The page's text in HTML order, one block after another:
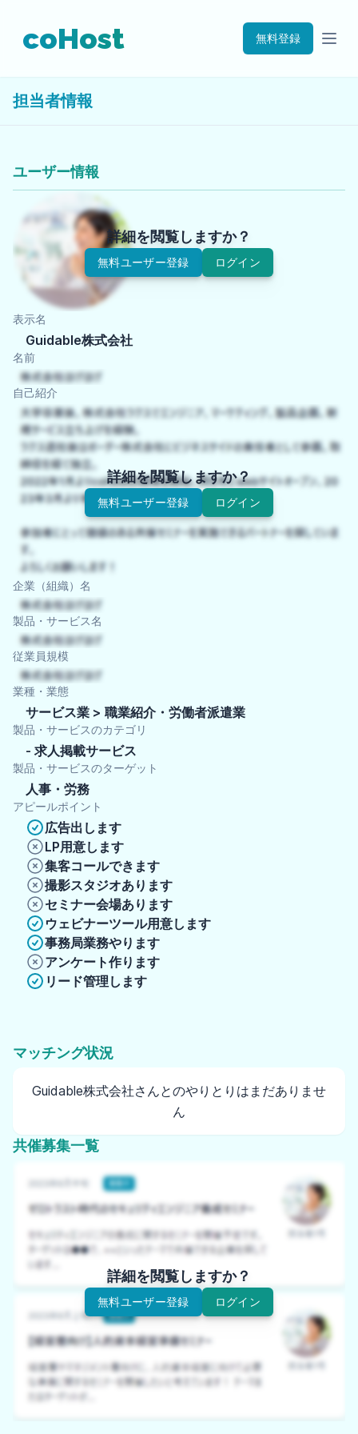
coHost 無料登録
担当者情報
ユーザー情報
詳細を閲覧しますか？
無料ユーザー登録 ログイン
表示名
Guidable株式会社
名前
自己紹介
詳細を閲覧しますか？
無料ユーザー登録 ログイン
企業（組織）名
製品・サービス名
従業員規模
業種・業態
サービス業 > 職業紹介・労働者派遣業
製品・サービスのカテゴリ
求人掲載サービス
製品・サービスのターゲット
人事・労務
アピールポイント
広告出します
LP用意します
集客コールできます
撮影スタジオあります
セミナー会場あります
ウェビナーツール用意します
事務局業務やります
アンケート作ります
リード管理します
マッチング状況
Guidable株式会社さんとのやりとりはまだありませ
ん
共催募集一覧
詳細を閲覧しますか？
無料ユーザー登録 ログイン